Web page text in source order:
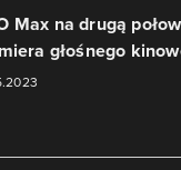
Max na drugą
głośnego